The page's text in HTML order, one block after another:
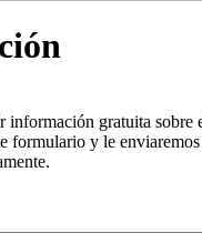
información gratuita sobre
formulario y le